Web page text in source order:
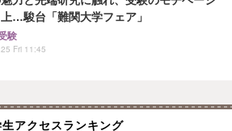
上…駿台「難関大学フェア」
験
Fri 11:45
生アクセスランキング